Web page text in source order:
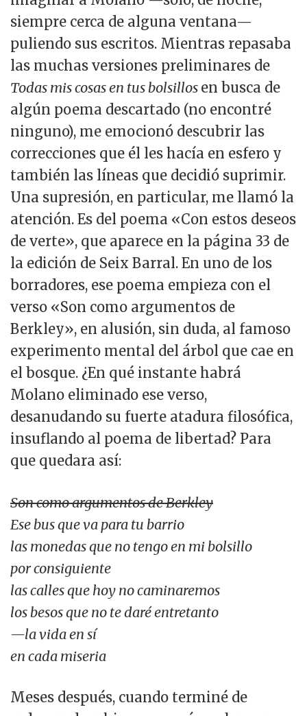
siempre cerca de alguna ventana—
puliendo sus escritos. Mientras repasaba
las muchas versiones preliminares de
Todas mis cosas en tus bolsillos en busca de
algún poema descartado (no encontré
ninguno), me emocionó descubrir las
correcciones que él les hacía en esfero y
también las líneas que decidió suprimir.
Una supresión, en particular, me llamó la
atención. Es del poema «Con estos deseos
de verte», que aparece en la página 33 de
la edición de Seix Barral. En uno de los
borradores, ese poema empieza con el
verso «Son como argumentos de
Berkley», en alusión, sin duda, al famoso
experimento mental del árbol que cae en
el bosque. ¿En qué instante habrá
Molano eliminado ese verso,
desanudando su fuerte atadura filosófica,
insuflando al poema de libertad? Para
que quedara así:
Son como argumentos de Berkley
Ese bus que va para tu barrio
las monedas que no tengo en mi bolsillo
por consiguiente
las calles que hoy no caminaremos
los besos que no te daré entretanto
—la vida en sí
en cada miseria
Meses después, cuando terminé de